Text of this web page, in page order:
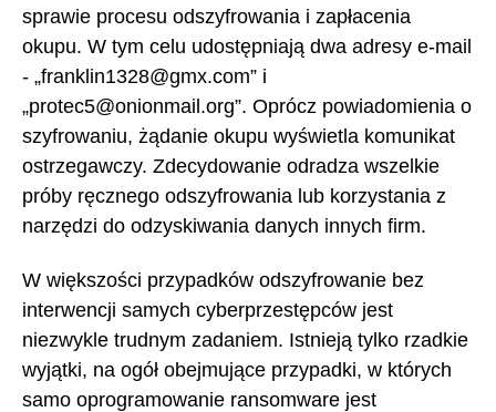
sprawie procesu odszyfrowania i zapłacenia
okupu. W tym celu udostępniają dwa adresy e-mail
- „franklin1328@gmx.com” i
„protec5@onionmail.org”. Oprócz powiadomienia o
szyfrowaniu, żądanie okupu wyświetla komunikat
ostrzegawczy. Zdecydowanie odradza wszelkie
próby ręcznego odszyfrowania lub korzystania z
narzędzi do odzyskiwania danych innych firm.
W większości przypadków odszyfrowanie bez
interwencji samych cyberprzestępców jest
niezwykle trudnym zadaniem. Istnieją tylko rzadkie
wyjątki, na ogół obejmujące przypadki, w których
samo oprogramowanie ransomware jest